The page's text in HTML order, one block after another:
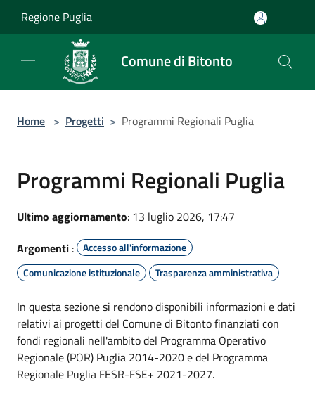
Regione Puglia
Comune di Bitonto
Home > Progetti > Programmi Regionali Puglia
Programmi Regionali Puglia
Ultimo aggiornamento: 13 luglio 2026, 17:47
Argomenti :
Accesso all'informazione
Comunicazione istituzionale
Trasparenza amministrativa
In questa sezione si rendono disponibili informazioni e dati
relativi ai progetti del Comune di Bitonto finanziati con
fondi regionali nell'ambito del Programma Operativo
Regionale (POR) Puglia 2014-2020 e del Programma
Regionale Puglia FESR-FSE+ 2021-2027.